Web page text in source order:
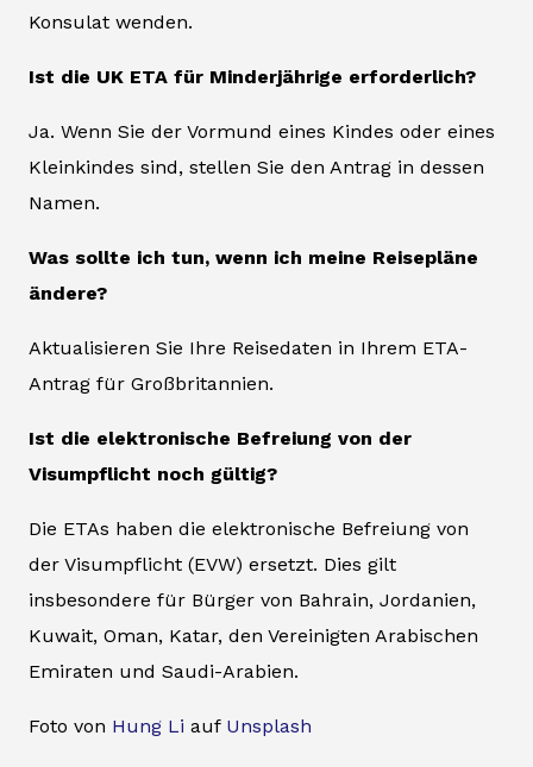
Konsulat wenden.
Ist die UK ETA für Minderjährige erforderlich?
Ja. Wenn Sie der Vormund eines Kindes oder eines
Kleinkindes sind, stellen Sie den Antrag in dessen
Namen.
Was sollte ich tun, wenn ich meine Reisepläne
ändere?
Aktualisieren Sie Ihre Reisedaten in Ihrem ETA-
Antrag für Großbritannien.
Ist die elektronische Befreiung von der
Visumpflicht noch gültig?
Die ETAs haben die elektronische Befreiung von
der Visumpflicht (EVW) ersetzt. Dies gilt
insbesondere für Bürger von Bahrain, Jordanien,
Kuwait, Oman, Katar, den Vereinigten Arabischen
Emiraten und Saudi-Arabien.
Foto von Hung Li auf Unsplash